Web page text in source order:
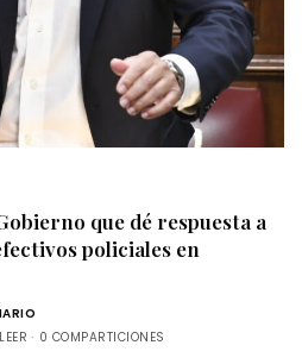
que dé respuesta a
policiales en
0 COMPARTICIONES